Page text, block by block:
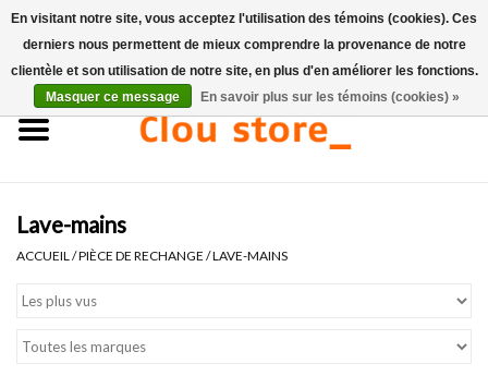
Accueil
Ensembles de lave-mains
Toilettes
Lave-mains
ACCUEIL /PIÈCE DE RECHANGE /LAVE-MAINS
En visitant notre site, vous acceptez l'utilisation des témoins (cookies). Ces
derniers nous permettent de mieux comprendre la provenance de notre
clientèle et son utilisation de notre site, en plus d'en améliorer les fonctions.
Masquer ce message
En savoir plus sur les témoins (cookies) »